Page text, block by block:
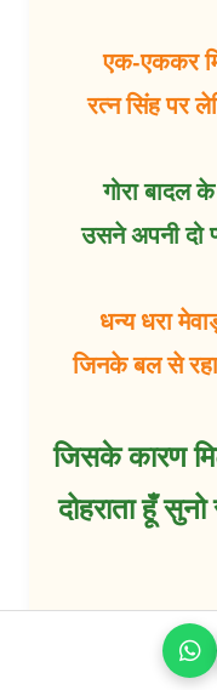
एक-एककर
रत्न सिंह पर
गोरा बादल
उसने अपनी दो
धन्य धरा
जिनके बल से रहा
जिसके कारण
दोहराता हूँ